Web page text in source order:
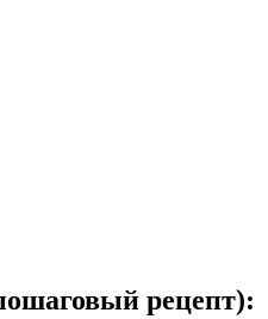
рецепт):